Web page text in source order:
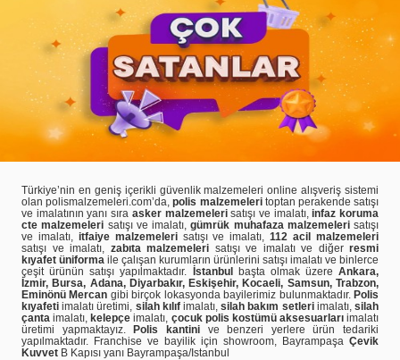
Türkiye’nin en geniş içerikli güvenlik malzemeleri online alışveriş sistemi
olan polismalzemeleri.com’da,polis malzemeleritoptan perakende satışı
ve imalatının yanı sıra asker malzemelerisatışı ve imalatı,infaz koruma
cte malzemeleri satışı ve imalatı,gümrük muhafaza malzemelerisatışı
ve imalatı, itfaiye malzemelerisatışı ve imalatı,112 acil malzemeleri
satışı ve imalatı, zabıta malzemeleri satışı ve imalatı ve diğer resmi
kıyafet üniforma ile çalışan kurumların ürünlerini satışı imalatı ve binlerce
çeşit ürünün satışı yapılmaktadır.
İstanbul başta olmak üzere Ankara,
İzmir, Bursa, Adana, Diyarbakır, Eskişehir, Kocaeli, Samsun, Trabzon,
Eminönü Mercan gibi birçok lokasyonda bayilerimiz bulunmaktadır. Polis
kıyafeti imalatı üretimi, silah kılıfimalatı,silah bakım setleriimalatı,silah
çanta imalatı, kelepçe imalatı, çocuk polis kostümü aksesuarlarıimalatı
üretimi yapmaktayız.
Polis kantinive benzeri yerlere ürün tedariki
yapılmaktadır. Franchise ve bayilik için showroom, Bayrampaşa Çevik
Kuvvet B Kapısı yanı Bayrampaşa/Istanbul